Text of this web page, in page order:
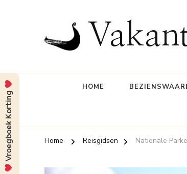
HOME
Home Reisgidsen Nationale
Vroegboek Korting